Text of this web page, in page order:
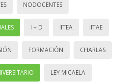
NODOCENTES
I + D IITEA IITAE
FORMACIÓN CHARLAS
LEY MICAELA